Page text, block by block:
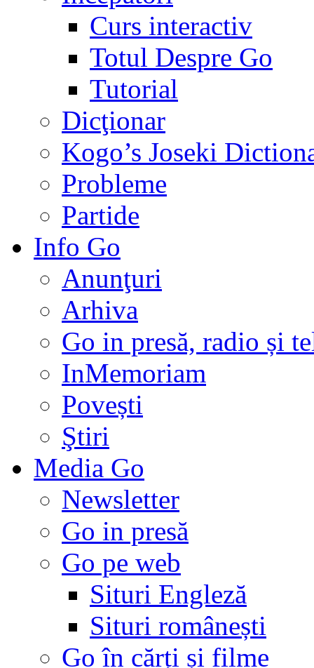
Curs interactiv
Totul Despre Go
Tutorial
Dicţionar
Kogo’s Joseki
Probleme
Partide
Info Go
Anunţuri
Arhiva
Go in presă, radio și
InMemoriam
Povești
Ştiri
Media Go
Newsletter
Go in presă
Go pe web
Situri Engleză
Situri românești
Go în cărți și filme